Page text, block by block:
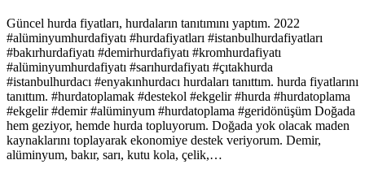
Güncel hurda fiyatları, hurdaların tanıtımını yaptım. 2022
#alüminyumhurdafiyatı #hurdafiyatları #istanbulhurdafiyatları
#bakırhurdafiyatı #demirhurdafiyatı #kromhurdafiyatı
#alüminyumhurdafiyatı #sarıhurdafiyatı #çıtakhurda
#istanbulhurdacı #enyakınhurdacı hurdaları tanıttım. hurda fiyatlarını
tanıttım. #hurdatoplamak #destekol #ekgelir #hurda #hurdatoplama
#ekgelir #demir #alüminyum #hurdatoplama #geridönüşüm Doğada
hem geziyor, hemde hurda topluyorum. Doğada yok olacak maden
kaynaklarını toplayarak ekonomiye destek veriyorum. Demir,
alüminyum, bakır, sarı, kutu kola, çelik,…